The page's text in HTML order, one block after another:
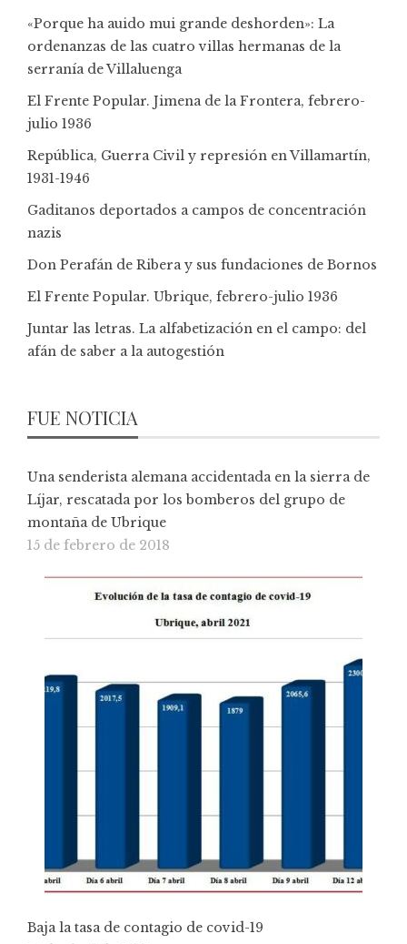
«Porque ha auido mui grande deshorden»: La
ordenanzas de las cuatro villas hermanas de la
serranía de Villaluenga
El Frente Popular. Jimena de la Frontera, febrero-
julio 1936
República, Guerra Civil y represión en Villamartín,
1931-1946
Gaditanos deportados a campos de concentración
nazis
Don Perafán de Ribera y sus fundaciones de Bornos
El Frente Popular. Ubrique, febrero-julio 1936
Juntar las letras. La alfabetización en el campo: del
afán de saber a la autogestión
FUE NOTICIA
Una senderista alemana accidentada en la sierra de
Líjar, rescatada por los bomberos del grupo de
montaña de Ubrique
15 de febrero de 2018
Baja la tasa de contagio de covid-19